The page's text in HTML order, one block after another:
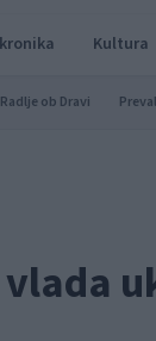
Kultura
Radlje ob Dravi